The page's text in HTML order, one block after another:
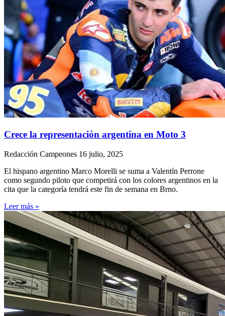
Crece la representación argentina en Moto 3
Redacción Campeones 16 julio, 2025
El hispano argentino Marco Morelli se suma a Valentín Perrone
como segundo piloto que competirá con los colores argentinos en la
cita que la categoría tendrá este fin de semana en Brno.
Leer más »